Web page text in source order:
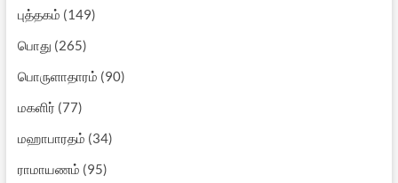
மகளிர்(77)
மஹாபாரதம்(34)
ராமாயணம்(95)
வரலாறு(441)
வழிகாட்டிகள்(266)
விவாதம்(200)